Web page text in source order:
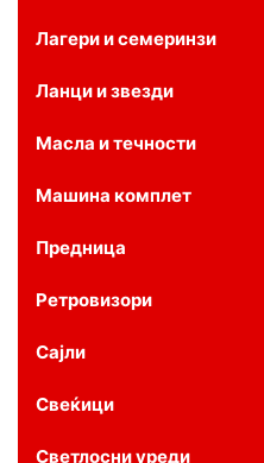
Лагери и семеринзи
Ланци и звезди
Масла и течности
Машина комплет
Предница
Ретровизори
Сајли
Свеќици
Светлосни уреди